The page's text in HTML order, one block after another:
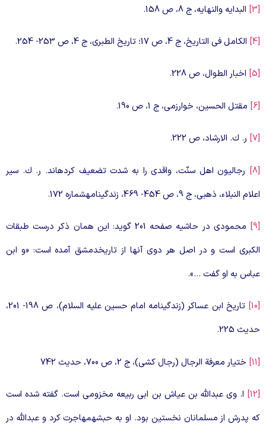
البدايه والنهايه، ج 8، ص 158.
الكامل فى التاريخ، ج 4، ص 17؛ تاريخ الطبرى، ج 4، ص 253- 254.
اخبار الطوال، ص 228.
مقتل الحسين، خوارزمى، ج 1، ص 190.
ر. ك. الارشاد، ص 222.
رجاليون اهل سنّت، واقدى را به شدت تضعيف كرده‏اند. ر. ك. سير
النبلاء، ذهبى، ج 9، ص 454- 469، زندگينامه‏شماره 172.
محمودى در حاشيه صفحه 201 گويد: اين همان ذكر درست طبقات
است و در اصل هر دوى آن‏ها از تاريخ‏دمشق آمده است: «و ابن
به او گفت …».
تاريخ ابن عساكر (زندگينامه امام حسين عليه السلام)، ص 198- 201،
225.
ختيار معرفة الرجال (رجال كشى)، ج 2، ص 700، حديث 742
ا. وى عبدالله بن عياش بن ابى ربيعه مخزومى است. گفته شده است
پدرش از مسلمانان نخستين بود. او به حبشه‏مهاجرت كرد و عبدالله در